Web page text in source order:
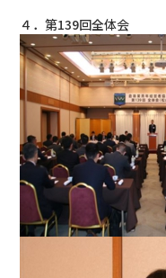
４．第139回全体会